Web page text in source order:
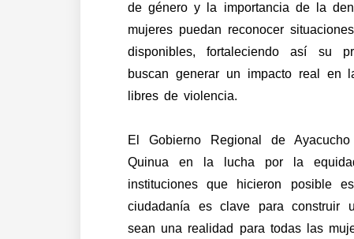
de género y la importancia de la
mujeres puedan reconocer
disponibles, fortaleciendo así su
buscan generar un impacto real en
libres de violencia.
El Gobierno Regional de
Quinua en la lucha por la
instituciones que hicieron posible
ciudadanía es clave para construir
sean una realidad para todas las